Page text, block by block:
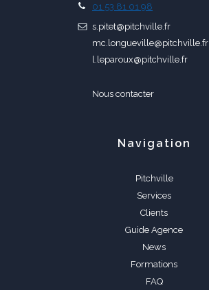
01 53 81 01 98
s.pitet@pitchville.fr
mc.longueville@pitchville.fr
l.leparoux@pitchville.fr
Nous contacter
Navigation
Pitchville
Services
Clients
Guide Agence
News
Formations
FAQ